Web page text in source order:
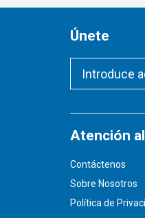
Únete
Atención
Contáctenos
Sobre Nosotros
Política de